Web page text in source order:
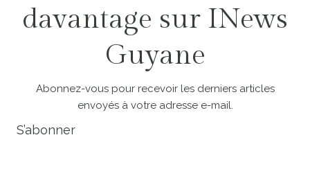
davantage sur INews
Guyane
Abonnez-vous pour recevoir les derniers articles
envoyés à votre adresse e-mail.
S’abonner